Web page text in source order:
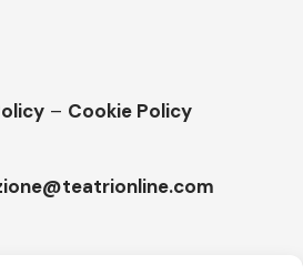
– Cookie Policy